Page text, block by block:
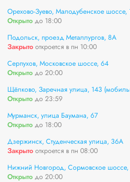
Орехово-Зуево, Малодубенское шоссе,
Открыто до 18:00
Подольск, проезд Металлургов, 8А
Закрыто откроется в пн 10:00
Серпухов, Московское шоссе, 64
Открыто до 20:00
Щёлково, Заречная улица, 143
Открыто до 23:59
Мурманск, улица Баумана, 67
Открыто до 18:00
Дзержинск, Студенческая улица, 36А
Закрыто откроется в пн 08:00
Нижний Новгород, Сормовское шоссе,
Открыто до 20:00